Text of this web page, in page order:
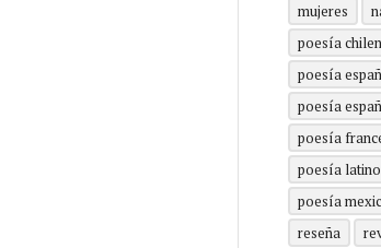
mujeres
poesía
poesía
poesía
poesía
poesía
poesía
reseña